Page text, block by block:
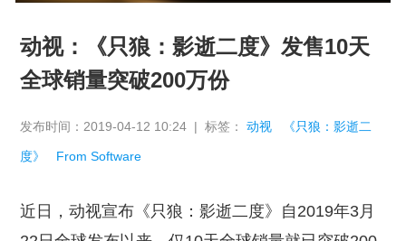
动视：《只狼：影逝二度》发售10天
全球销量突破200万份
发布时间：2019-04-12 10:24 | 标签：动视 《只狼：影逝二
度》 From Software
近日，动视宣布《只狼：影逝二度》自2019年3月